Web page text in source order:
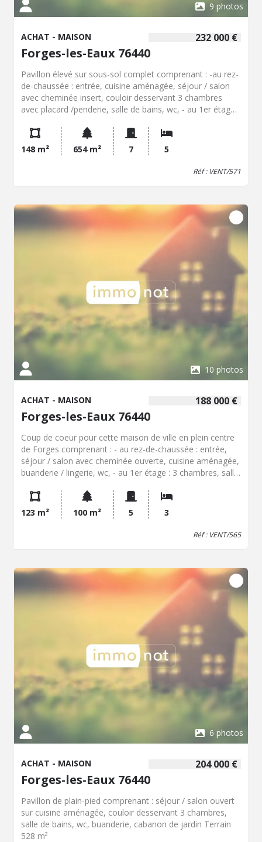
9 photos
232 000 €
ACHAT - MAISON
Forges-les-Eaux 76440
Pavillon élevé sur sous-sol complet comprenant : -au rez-
de-chaussée : entrée, cuisine aménagée, séjour / salon
avec cheminée insert, couloir desservant 3 chambres
avec placard /penderie, salle de bains, wc, - au 1er étage :
avec wc, un grenier aménageable, chauffage central au
gaz de ville Terrain 654 m²
148 m² 654 m² 7 5
Réf : VENT/571
10 photos
188 000 €
ACHAT - MAISON
Forges-les-Eaux 76440
Coup de coeur pour cette maison de ville en plein centre
de Forges comprenant : - au rez-de-chaussée : entrée,
séjour / salon avec cheminée ouverte, cuisine aménagée,
buanderie / lingerie, wc, - au 1er étage : 3 chambres, salle
grenier aménagé en chambre, Terrasse, dépendance,
123 m²
100 m² 5 3
Réf : VENT/565
6 photos
204 000 €
ACHAT - MAISON
Forges-les-Eaux 76440
Pavillon de plain-pied comprenant : séjour / salon ouvert
sur cuisine aménagée, couloir desservant 3 chambres,
salle de bains, wc, buanderie, cabanon de jardin Terrain
528 m²